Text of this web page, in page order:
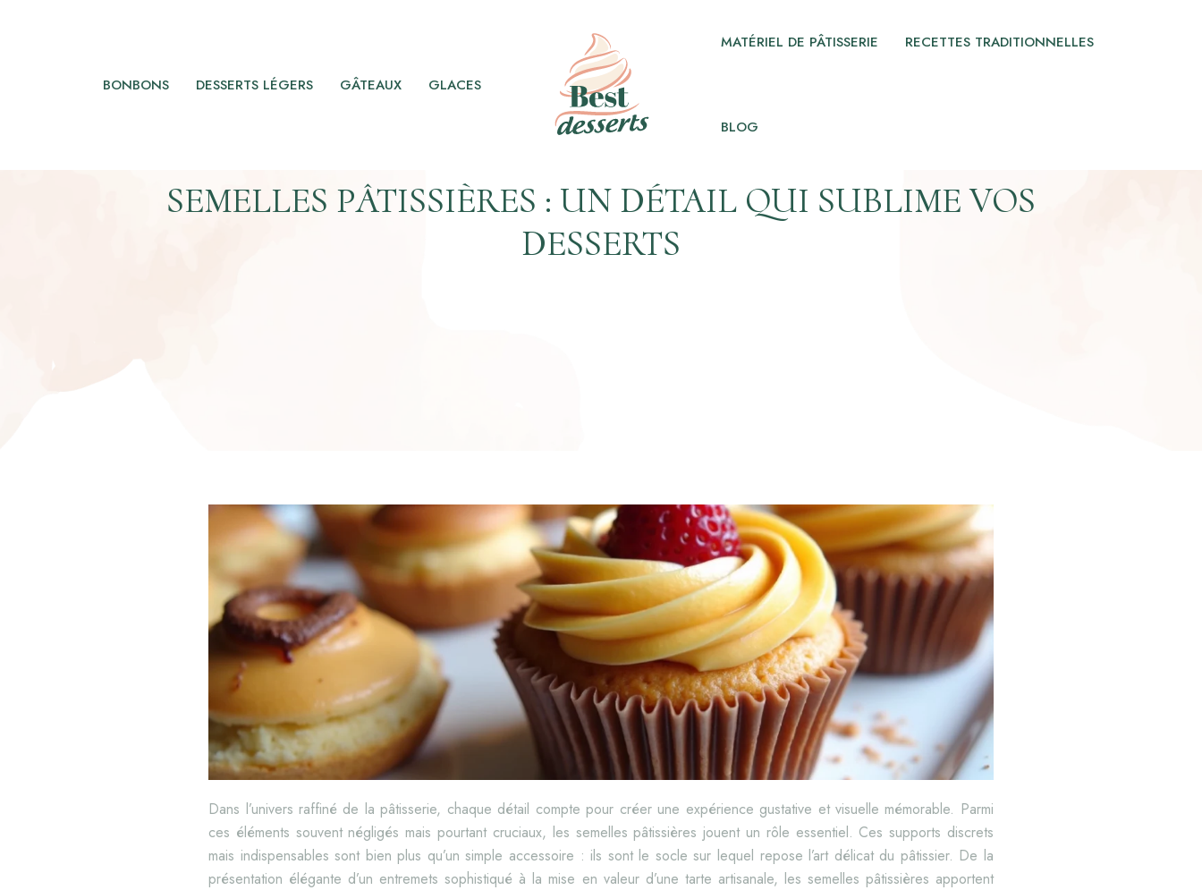
GLACES
GÂTEAUX
DESSERTS LÉGERS
BONBONS
MATÉRIEL DE PÂTISSERIE RECETTES TRADITIONNELLES
BLOG
SEMELLES PÂTISSIÈRES : UN DÉTAIL QUI SUBLIME VOS
DESSERTS
Dans l’univers raffiné de la pâtisserie, chaque détail compte pour créer une expérience gustative et visuelle mémorable. Parmi
ces éléments souvent négligés mais pourtant cruciaux, les semelles pâtissières jouent un rôle essentiel. Ces supports discrets
mais indispensables sont bien plus qu’un simple accessoire : ils sont le socle sur lequel repose l’art délicat du pâtissier. De la
présentation élégante d’un entremets sophistiqué à la mise en valeur d’une tarte artisanale, les semelles pâtissières apportent